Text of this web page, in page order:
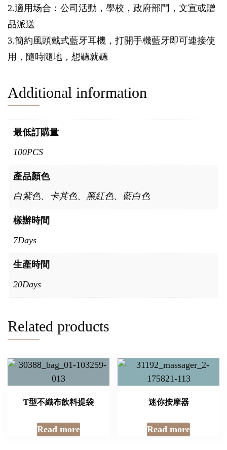
2.適用场合：公司活動，學校，政府部門，文宣或贈
品派送
3.簡約風頭戴式藍牙耳機，打開手機藍牙即可連接使
用，隨時隨地，想聽就聽
Additional information
最低訂購量
100PCS
產品顏色
白紫色、卡其色、黑紅色、藍白色
樣辦時間
7Days
生產時間
20Days
Related products
T型不織布飲料提袋
Read more
迷你按摩器
Read more